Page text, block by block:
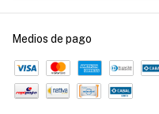
Medios de pago